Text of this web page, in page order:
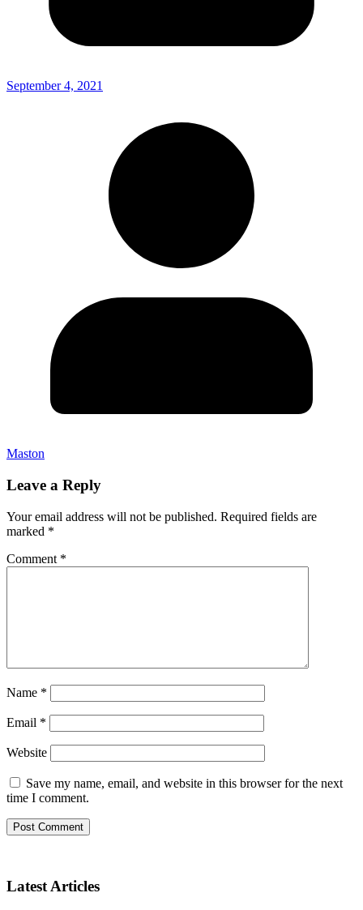
September 4, 2021
Maston
Leave a Reply
Your email address will not be published. Required fields are
marked *
Comment *
Name *
Email *
Website
Save my name, email, and website in this browser for the next
time I comment.
Latest Articles